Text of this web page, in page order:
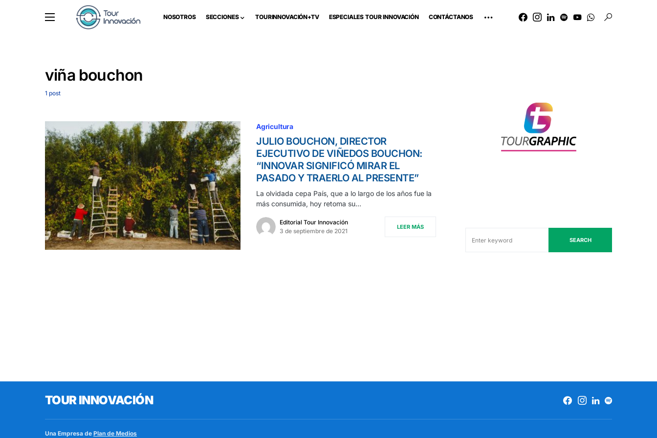
NOSOTROS SECCIONES TOURINNOVACIÓN+TV ESPECIALES TOUR INNOVACIÓN CONTÁCTANOS
viña bouchon
1 post
Agricultura
JULIO BOUCHON, DIRECTOR
EJECUTIVO DE VIÑEDOS BOUCHON:
“INNOVAR SIGNIFICÓ MIRAR EL
PASADO Y TRAERLO AL PRESENTE”
La olvidada cepa País, que a lo largo de los años fue la
más consumida, hoy retoma su…
Editorial Tour Innovación
3 de septiembre de 2021
LEER MÁS
SEARCH
TOUR INNOVACIÓN
Una Empresa de Plan de Medios